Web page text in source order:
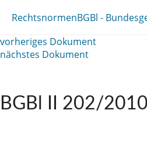
RechtsnormenBGBl -
vorheriges Dokument
nächstes Dokument
BGBl II 202/2010